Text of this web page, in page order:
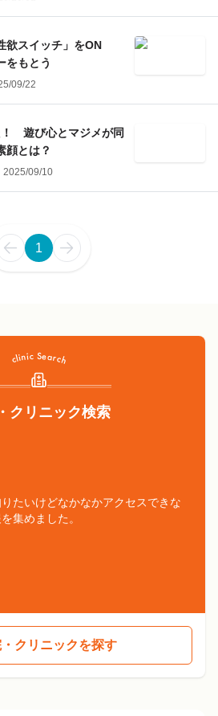
欲スイッチ」をON
もとう
09/22
遊び心とマジメが同
顔とは？
2025/09/10
1
クリニック検索
たいけどなかなかアクセスできな
集めました。
クリニックを探す